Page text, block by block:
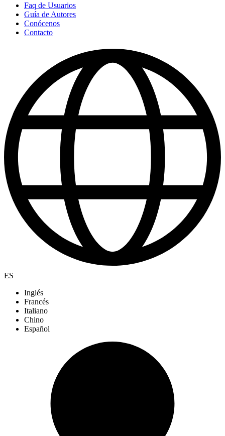
Faq de Usuarios
Guía de Autores
Conócenos
Contacto
ES
Inglés
Francés
Italiano
Chino
Español